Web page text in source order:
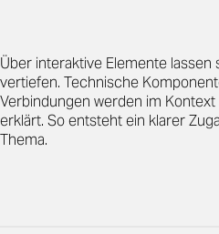
Über interaktive Elemente
vertiefen. Technische
Verbindungen werden im
erklärt. So entsteht ein klarer
Thema.